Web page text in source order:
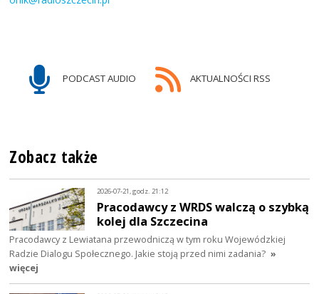
PODCAST AUDIO AKTUALNOŚCI RSS
Zobacz także
2026-07-21, godz. 21:12
Pracodawcy z WRDS walczą o szybką
kolej dla Szczecina
Pracodawcy z Lewiatana przewodniczą w tym roku Wojewódzkiej
Radzie Dialogu Społecznego. Jakie stoją przed nimi zadania? »
więcej